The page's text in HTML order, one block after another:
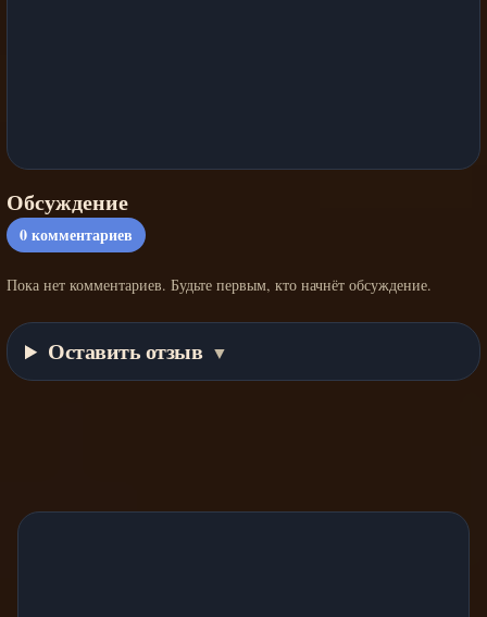
Обсуждение
0комментариев
Пока нет комментариев. Будьте первым, кто начнёт обсуждение.
Оставить отзыв ▼